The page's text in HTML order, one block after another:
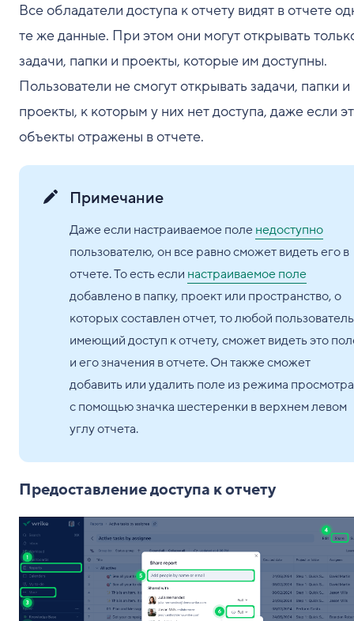
Все обладатели доступа к отчету видят в отчете
те же данные. При этом они могут открывать
задачи, папки и проекты, которые им доступны.
Пользователи не смогут открывать задачи, папки и
проекты, к которым у них нет доступа, даже если
объекты отражены в отчете.
Примечание
Даже если настраиваемое поленедоступно
пользователю, он все равно сможет видеть его в
отчете. То есть если настраиваемое поле
добавлено в папку, проект или пространство, о
которых составлен отчет, то любой
имеющий доступ к отчету, сможет видеть это
и его значения в отчете. Он также сможет
добавить или удалить поле из режима просмотра
с помощью значка шестеренки в верхнем левом
углу отчета.
Предоставление доступа к отчету